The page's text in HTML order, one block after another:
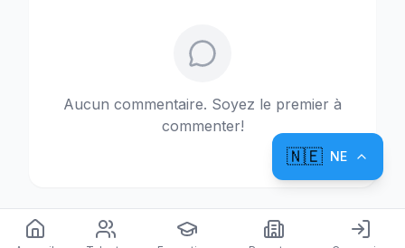
Aucun commentaire. Soyez le premier à
commenter!
🇳🇪 NE